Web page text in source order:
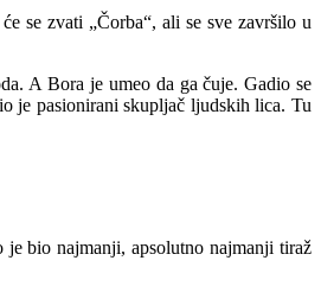
se zvati „Čorba“, ali se sve završilo u
A Bora je umeo da ga čuje. Gadio se
je pasionirani skupljač ljudskih lica. Tu
bio najmanji, apsolutno najmanji tiraž